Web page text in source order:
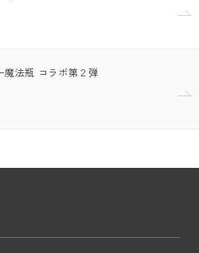
魔法瓶 コラボ第２弾